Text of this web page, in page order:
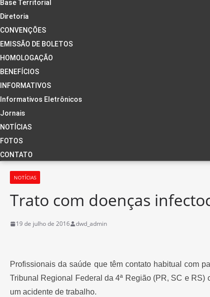
Base Territorial
Diretoria
CONVENÇÕES
EMISSÃO DE BOLETOS
HOMOLOGAÇÃO
BENEFÍCIOS
INFORMATIVOS
Informativos Eletrônicos
Jornais
NOTÍCIAS
FOTOS
CONTATO
NOTÍCIAS
Trato com doenças
19 de julho de 2016 dwd_admin
Profissionais da saúde que têm contato habitual com
Tribunal Regional Federal da 4ª Região (PR, SC e
um acidente de trabalho.